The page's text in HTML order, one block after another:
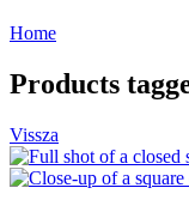
Home
Products
Vissza